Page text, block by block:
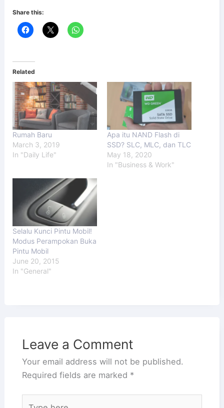
Share this:
Related
Rumah Baru
March 3, 2019
In "Daily Life"
Apa itu NAND Flash di
SSD? SLC, MLC, dan TLC
May 18, 2020
In "Business & Work"
Selalu Kunci Pintu Mobil!
Modus Perampokan Buka
Pintu Mobil
June 20, 2015
In "General"
Leave a Comment
Your email address will not be published.
Required fields are marked *